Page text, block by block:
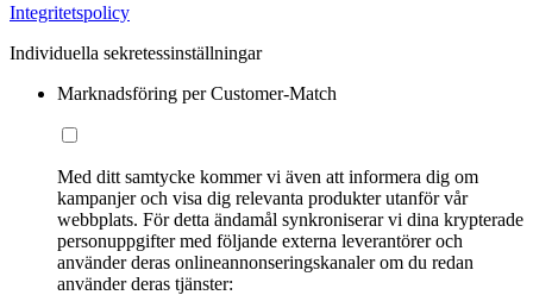
Integritetspolicy
Individuella sekretessinställningar
Marknadsföring per Customer-Match
Med ditt samtycke kommer vi även att informera dig om
kampanjer och visa dig relevanta produkter utanför vår
webbplats. För detta ändamål synkroniserar vi dina krypterade
personuppgifter med följande externa leverantörer och
använder deras onlineannonseringskanaler om du redan
använder deras tjänster: